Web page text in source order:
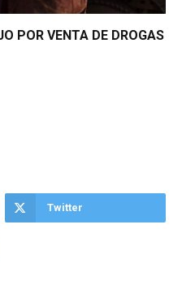
POR VENTA DE DROGAS
Twitter